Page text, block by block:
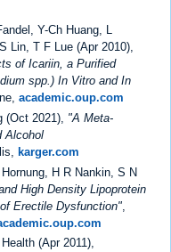
Y-Ch Huang, L
Lin, T F Lue (Apr 2010),
of Icariin, a Purified
spp.) In Vitro and In
academic.oup.com
(Oct 2021), "A Meta-
Alcohol
karger.com
H R Nankin, S N
High Density Lipoprotein
Erectile Dysfunction"
(Apr 2011),